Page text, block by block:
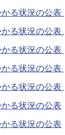
る状況の公表
る状況の公表
る状況の公表
る状況の公表
る状況の公表
る状況の公表
る状況の公表